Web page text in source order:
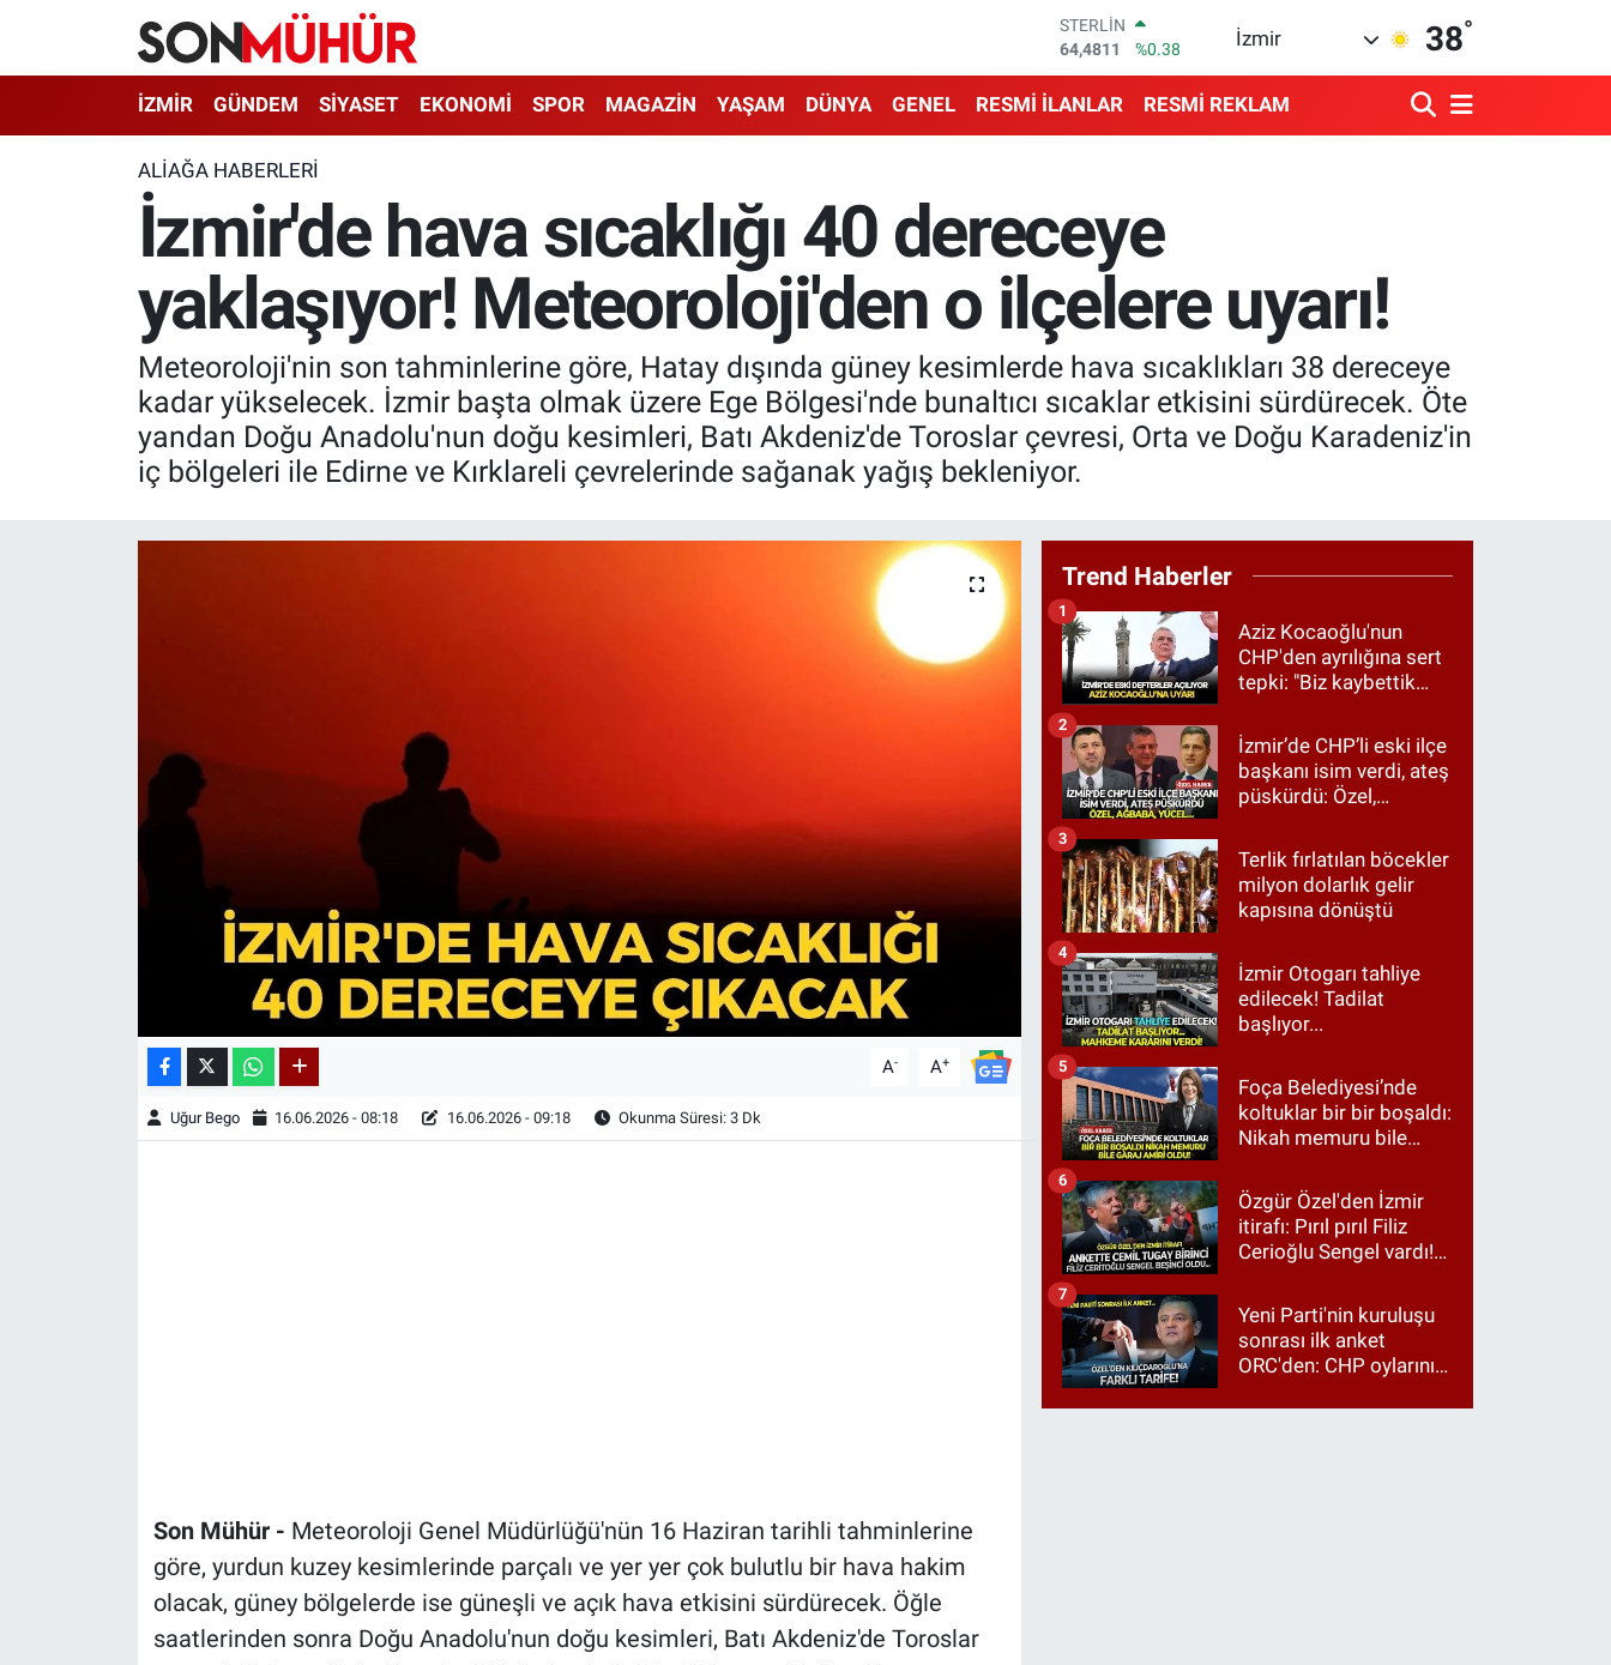
64,4811
GRAM ALTIN
6660.55
%0.03
13.779
%-14
BITCOIN
EURO
55,2510
%0.32
İzmir 38°
İZMİR GÜNDEM SİYASET EKONOMİ SPOR MAGAZİN YAŞAM DÜNYA GENEL RESMİ İLANLAR RESMİ REKLAM
ALIAĞA HABERLERI
İzmir'de hava sıcaklığı 40 dereceye
yaklaşıyor! Meteoroloji'den o ilçelere uyarı!
Meteoroloji'nin son tahminlerine göre, Hatay dışında güney kesimlerde hava sıcaklıkları 38 dereceye
kadar yükselecek. İzmir başta olmak üzere Ege Bölgesi'nde bunaltıcı sıcaklar etkisini sürdürecek. Öte
yandan Doğu Anadolu'nun doğu kesimleri, Batı Akdeniz'de Toroslar çevresi, Orta ve Doğu Karadeniz'in
iç bölgeleri ile Edirne ve Kırklareli çevrelerinde sağanak yağış bekleniyor.
A- A+
Uğur Bego 16.06.2026 - 08:18 16.06.2026 - 09:18 Okunma Süresi: 3 Dk
Son Mühür - Meteoroloji Genel Müdürlüğü'nün 16 Haziran tarihli tahminlerine
göre, yurdun kuzey kesimlerinde parçalı ve yer yer çok bulutlu bir hava hakim
olacak, güney bölgelerde ise güneşli ve açık hava etkisini sürdürecek. Öğle
saatlerinden sonra Doğu Anadolu'nun doğu kesimleri, Batı Akdeniz'de Toroslar
Trend Haberler
Aziz Kocaoğlu'nun
CHP'den ayrılığına sert
tepki: "Biz kaybettik
etmedik"
1
İzmir’de CHP’li eski ilçe
başkanı isim verdi, ateş
püskürdü: Özel,
2
Terlik fırlatılan böcekler
milyon dolarlık gelir
kapısına dönüştü
3
İzmir Otogarı tahliye
edilecek! Tadilat
başlıyor...
4
Foça Belediyesi’nde
koltuklar bir bir boşaldı:
Nikah memuru bile
5
Özgür Özel'den İzmir
itirafı: Pırıl pırıl Filiz
Cerioğlu Sengel vardı!
Tugay birinci çıktı
6
Yeni Parti'nin kuruluşu
sonrası ilk anket
ORC'den: CHP oylarının
üçte biri Kılıçdaroğlu'na
7
İzmir Nöbetçi Eczaneler
İzmir Hava Durumu
İzmir Namaz Vakitleri
İzmir Trafik Yoğunluk Haritası
Süper Lig Puan Durumu ve Fikstür
Tüm Manşetler
Son Dakika Haberleri